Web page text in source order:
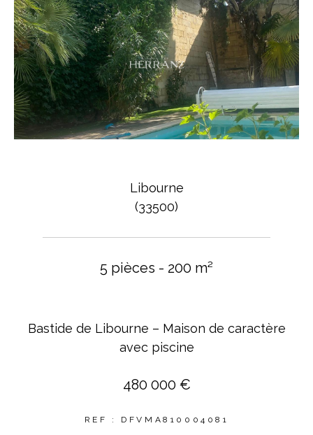
Libourne
(33500)
5 pièces - 200 m²
Bastide de Libourne – Maison de caractère
avec piscine
480 000 €
REF : DFVMA810004081